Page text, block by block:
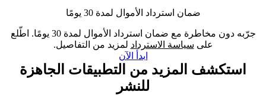
ضمان استرداد الأموال لمدة 30 يومًا
جرّبه دون مخاطرة مع ضمان استرداد الأموال لمدة 30 يومًا. اطّلع
على سياسة الاسترداد لمزيد من التفاصيل.
ابدأ الآن
استكشف المزيد من التطبيقات الجاهزة
للنشر